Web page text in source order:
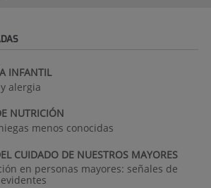
INFANTIL
alergia
NUTRICIÓN
menos conocidas
CUIDADO DE NUESTROS MAYORES
en personas mayores: señales de